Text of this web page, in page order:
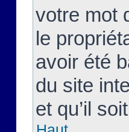
votre mot
le
avoir été
du site
et qu’il